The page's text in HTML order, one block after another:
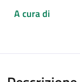
A cura di